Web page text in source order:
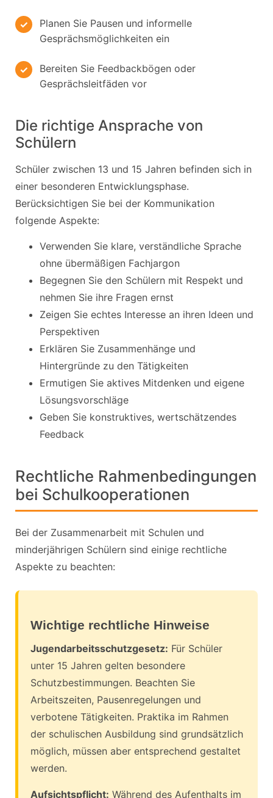
Planen Sie Pausen und informelle
Gesprächsmöglichkeiten ein
Bereiten Sie Feedbackbögen oder
Gesprächsleitfäden vor
Die richtige Ansprache von
Schülern
Schüler zwischen 13 und 15 Jahren befinden sich in
einer besonderen Entwicklungsphase.
Berücksichtigen Sie bei der Kommunikation
folgende Aspekte:
Verwenden Sie klare, verständliche Sprache
ohne übermäßigen Fachjargon
Begegnen Sie den Schülern mit Respekt und
nehmen Sie ihre Fragen ernst
Zeigen Sie echtes Interesse an ihren Ideen und
Perspektiven
Erklären Sie Zusammenhänge und
Hintergründe zu den Tätigkeiten
Ermutigen Sie aktives Mitdenken und eigene
Lösungsvorschläge
Geben Sie konstruktives, wertschätzendes
Feedback
Rechtliche Rahmenbedingungen
bei Schulkooperationen
Bei der Zusammenarbeit mit Schulen und
minderjährigen Schülern sind einige rechtliche
Aspekte zu beachten:
Wichtige rechtliche Hinweise
Jugendarbeitsschutzgesetz: Für Schüler
unter 15 Jahren gelten besondere
Schutzbestimmungen. Beachten Sie
Arbeitszeiten, Pausenregelungen und
verbotene Tätigkeiten. Praktika im Rahmen
der schulischen Ausbildung sind grundsätzlich
möglich, müssen aber entsprechend gestaltet
werden.
Aufsichtspflicht: Während des Aufenthalts im